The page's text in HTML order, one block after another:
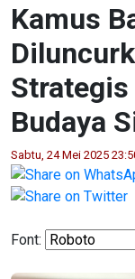
Kamus
Budaya
Sabtu, 24 Mei 2025
Font: